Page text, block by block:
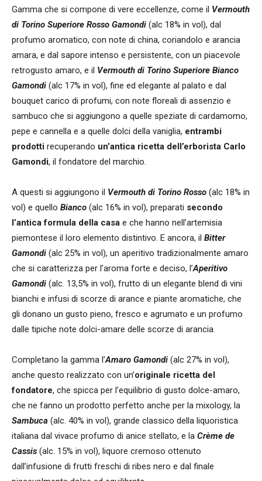
Gamma che si compone di vere eccellenze, come il Vermouth
di Torino Superiore Rosso Gamondi (alc 18% in vol), dal
profumo aromatico, con note di china, coriandolo e arancia
amara, e dal sapore intenso e persistente, con un piacevole
retrogusto amaro, e il Vermouth di Torino Superiore Bianco
Gamondi (alc 17% in vol), fine ed elegante al palato e dal
bouquet carico di profumi, con note floreali di assenzio e
sambuco che si aggiungono a quelle speziate di cardamomo,
pepe e cannella e a quelle dolci della vaniglia, entrambi
prodotti recuperando un’antica ricetta dell’erborista Carlo
Gamondi, il fondatore del marchio.
A questi si aggiungono il Vermouth di Torino Rosso (alc 18% in
vol) e quello Bianco (alc 16% in vol), preparati secondo
l’antica formula della casa e che hanno nell’artemisia
piemontese il loro elemento distintivo. E ancora, il Bitter
Gamondi (alc 25% in vol), un aperitivo tradizionalmente amaro
che si caratterizza per l’aroma forte e deciso, l’Aperitivo
Gamondi (alc. 13,5% in vol), frutto di un elegante blend di vini
bianchi e infusi di scorze di arance e piante aromatiche, che
gli donano un gusto pieno, fresco e agrumato e un profumo
dalle tipiche note dolci-amare delle scorze di arancia.
Completano la gamma l’Amaro Gamondi (alc 27% in vol),
anche questo realizzato con un’originale ricetta del
fondatore, che spicca per l’equilibrio di gusto dolce-amaro,
che ne fanno un prodotto perfetto anche per la mixology, la
Sambuca (alc. 40% in vol), grande classico della liquoristica
italiana dal vivace profumo di anice stellato, e la Crème de
Cassis (alc. 15% in vol), liquore cremoso ottenuto
dall’infusione di frutti freschi di ribes nero e dal finale